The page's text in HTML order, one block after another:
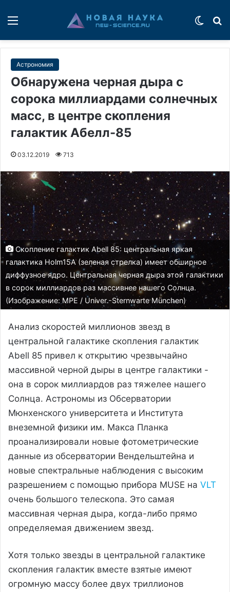
Астрономия
Обнаружена черная дыра с
сорока миллиардами солнечных
масс, в центре скопления
галактик Абелл-85
03.12.2019 713
Скопление галактик Abell 85: центральная яркая
галактика Holm15A (зеленая стрелка) имеет обширное
диффузное ядро. Центральная черная дыра этой галактики
в сорок миллиардов раз массивнее нашего Солнца.
(Изображение: MPE / Univer.-Sternwarte München)
Анализ скоростей миллионов звезд в
центральной галактике скопления галактик
Abell 85 привел к открытию чрезвычайно
массивной черной дыры в центре галактики -
она в сорок миллиардов раз тяжелее нашего
Солнца. Астрономы из Обсерватории
Мюнхенского университета и Института
внеземной физики им. Макса Планка
проанализировали новые фотометрические
данные из обсерватории Вендельштейна и
новые спектральные наблюдения с высоким
разрешением с помощью прибора MUSE на VLT
очень большого телескопа. Это самая
массивная черная дыра, когда-либо прямо
определяемая движением звезд.
Хотя только звезды в центральной галактике
скопления галактик вместе взятые имеют
огромную массу более двух триллионов